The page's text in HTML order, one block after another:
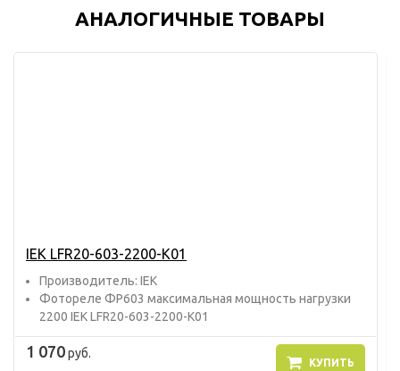
АНАЛОГИЧНЫЕ ТОВАРЫ
IEK LFR20-603-2200-K01
Прoизвoдитель: IEK
Фотореле ФР603 максимальная мощность нагрузки
2200 IEK LFR20-603-2200-K01
1 070руб.
КУПИТЬ